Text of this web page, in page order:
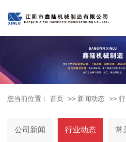
您当前位置： 首页 >> 新闻动态 >>
公司新闻 行业动态 常